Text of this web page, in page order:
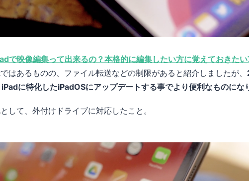
で映像編集って出来るの？本格的に編集したい方に覚えておきた
はあるものの、ファイル転送などの制限があると紹介しましたが、
に特化したiPadOSにアップデートする事でより便利なものにな
して、外付けドライブに対応したこと。